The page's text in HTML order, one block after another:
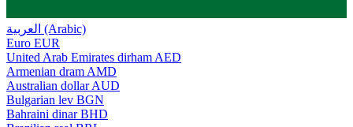
العربية (Arabic)
Euro EUR
United Arab Emirates dirham AED
Armenian dram AMD
Australian dollar AUD
Bulgarian lev BGN
Bahraini dinar BHD